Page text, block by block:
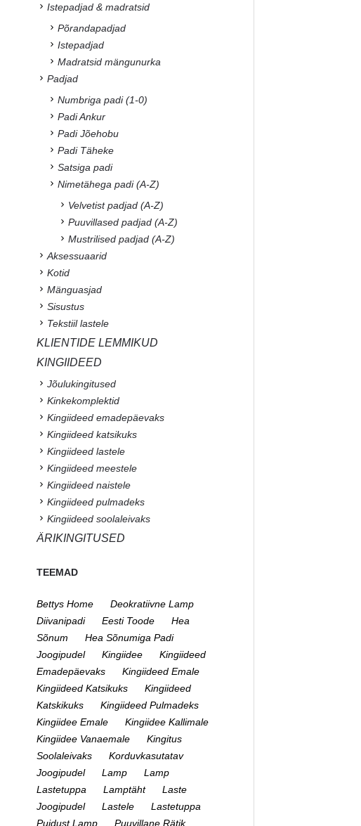
Istepadjad & madratsid
Põrandapadjad
Istepadjad
Madratsid mängunurka
Padjad
Numbriga padi (1-0)
Padi Ankur
Padi Jõehobu
Padi Täheke
Satsiga padi
Nimetähega padi (A-Z)
Velvetist padjad (A-Z)
Puuvillased padjad (A-Z)
Mustrilised padjad (A-Z)
Aksessuaarid
Kotid
Mänguasjad
Sisustus
Tekstiil lastele
KLIENTIDE LEMMIKUD
KINGIIDEED
Jõulukingitused
Kinkekomplektid
Kingiideed emadepäevaks
Kingiideed katsikuks
Kingiideed lastele
Kingiideed meestele
Kingiideed naistele
Kingiideed pulmadeks
Kingiideed soolaleivaks
ÄRIKINGITUSED
TEEMAD
Bettys Home
Deokratiivne Lamp
Diivanipadi
Eesti Toode
Hea
Sõnum
Hea Sõnumiga Padi
Joogipudel
Kingiidee
Kingiideed
Emadepäevaks
Kingiideed Emale
Kingiideed Katsikuks
Kingiideed
Katskikuks
Kingiideed Pulmadeks
Kingiidee Emale
Kingiidee Kallimale
Kingiidee Vanaemale
Kingitus
Soolaleivaks
Korduvkasutatav
Joogipudel
Lamp
Lamp
Lastetuppa
Lamptäht
Laste
Joogipudel
Lastele
Lastetuppa
Puidust Lamp
Puuvillane Rätik